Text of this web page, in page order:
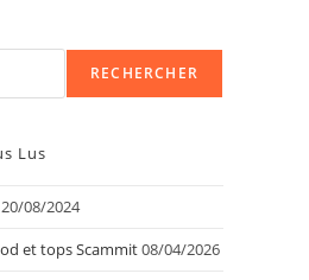
RECHERCHER
Lus
20/08/2024
et tops Scammit08/04/2026